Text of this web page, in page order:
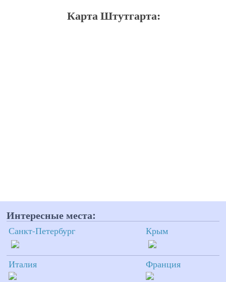
Карта Штутгарта:
Интересные места:
Санкт-Петербург Крым
Италия Франция